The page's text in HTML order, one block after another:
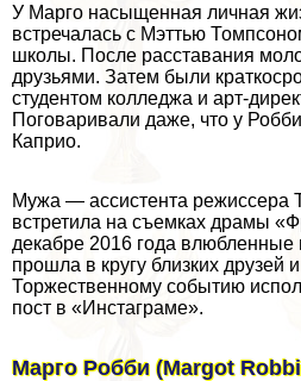
У Марго насыщенная личная
встречалась с Мэттью
школы. После расставания
друзьями. Затем были
студентом колледжа и арт-
Поговаривали даже, что у
Каприо.
Мужа — ассистента режиссера
встретила на съемках драмы
декабре 2016 года
прошла в кругу близких друзей
Торжественному событию
пост в «Инстаграме».
Марго Робби (Margot